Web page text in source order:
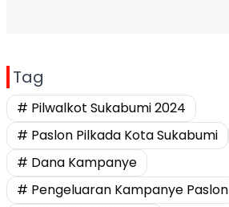
Tag
# Pilwalkot Sukabumi 2024
# Paslon Pilkada Kota Sukabumi
# Dana Kampanye
# Pengeluaran Kampanye Paslon